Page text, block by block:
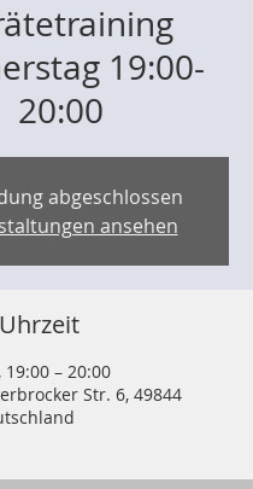
19:00-
20:00
abgeschlossen
ansehen
– 20:00
Str. 6, 49844